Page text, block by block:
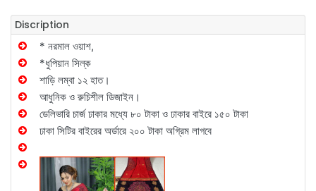
Discription
* নরমাল ওয়াশ,
*ধুপিয়ান সিল্ক
শাড়ি লম্বা ১২ হাত।
আধুনিক ও রুচিশীল ডিজাইন।
ডেলিভারি চার্জ ঢাকার মধ্যে ৮০ টাকা ও ঢাকার বাইরে ১৫০ টাকা
ঢাকা সিটির বাইরের অর্ডারে ২০০ টাকা অগ্রিম লাগবে